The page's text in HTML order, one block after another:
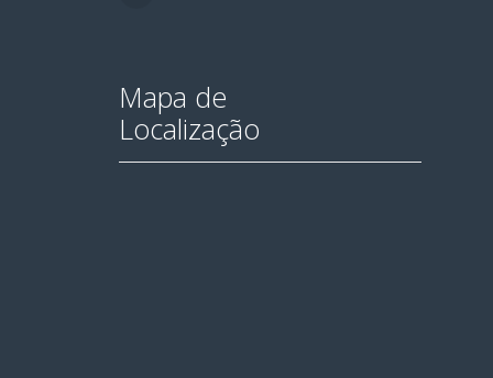
Mapa de
Localização